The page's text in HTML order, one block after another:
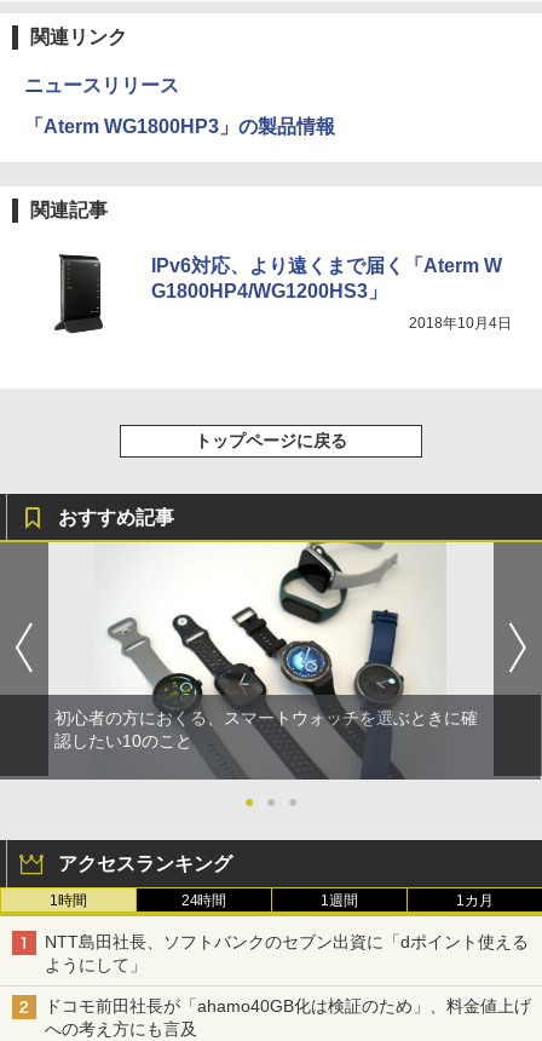
関連リンク
ニュースリリース
「Aterm WG1800HP3」の製品情報
関連記事
IPv6対応、より遠くまで届く「Aterm W
G1800HP4/WG1200HS3」
2018年10月4日
トップページに戻る
おすすめ記事
初心者の方におくる、スマートウォッチを選ぶときに確
認したい10のこと
● ● ●
アクセスランキング
1時間 24時間 1週間 1カ月
NTT島田社長、ソフトバンクのセブン出資に「dポイント使える
ようにして」
ドコモ前田社長が「ahamo40GB化は検証のため」、料金値上げ
への考え方にも言及